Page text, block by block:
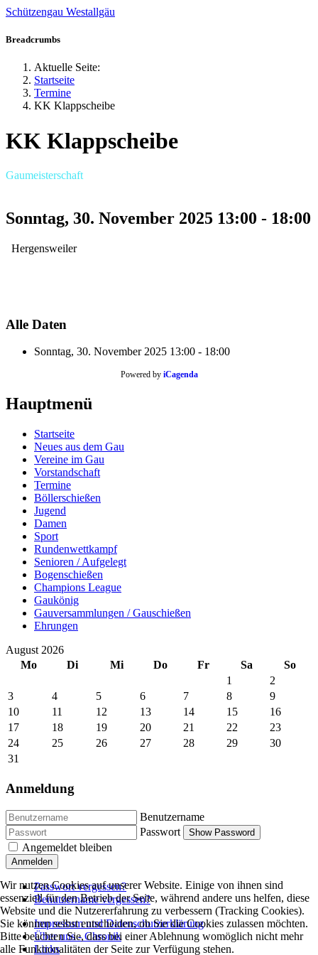
Schützengau Westallgäu
Breadcrumbs
Aktuelle Seite:
Startseite
Termine
KK Klappscheibe
KK Klappscheibe
Gaumeisterschaft
Sonntag, 30. November 2025 13:00 - 18:00
Hergensweiler
Alle Daten
Sonntag, 30. November 2025 13:00 - 18:00
Powered by iCagenda
Hauptmenü
Startseite
Neues aus dem Gau
Vereine im Gau
Vorstandschaft
Termine
Böllerschießen
Jugend
Damen
Sport
Rundenwettkampf
Senioren / Aufgelegt
Bogenschießen
Champions League
Gaukönig
Gauversammlungen / Gauschießen
Ehrungen
Jahr
Monat
Jahr
Monat
August 2026
Mo
Di Mi Do Fr Sa
So
1
2
3
4 5 6 7 8
9
10
11 12 13 14 15
16
17
18 19 20 21 22
23
24
25 26 27 28 29
30
31
Anmeldung
Benutzername
Passwort
Show Password
Angemeldet bleiben
Anmelden
Passwort vergessen?
Benutzername vergessen?
Impressum und Datenschutzerklärung
Über uns - Chronik
Links
Wir nutzen Cookies auf unserer Website. Einige von ihnen sind
essenziell für den Betrieb der Seite, während andere uns helfen, diese
Website und die Nutzererfahrung zu verbessern (Tracking Cookies).
Sie können selbst entscheiden, ob Sie die Cookies zulassen möchten.
Bitte beachten Sie, dass bei einer Ablehnung womöglich nicht mehr
alle Funktionalitäten der Seite zur Verfügung stehen.